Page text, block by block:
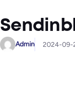
Admin 2024-09-